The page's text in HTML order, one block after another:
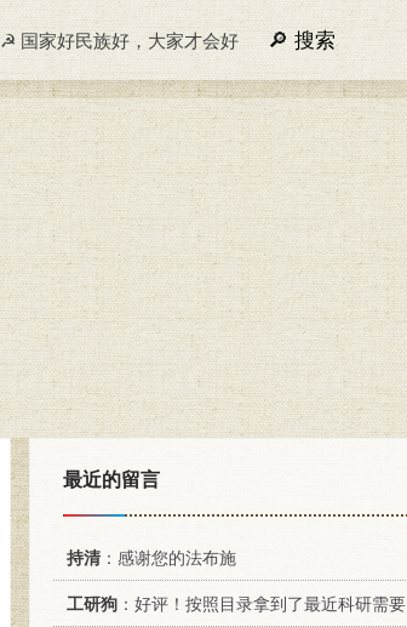
☭ 国家好民族好，大家才会好 搜索
最近的留言
持清：感谢您的法布施
工研狗 ：好评！按照目录拿到了最近科研需要的材料！